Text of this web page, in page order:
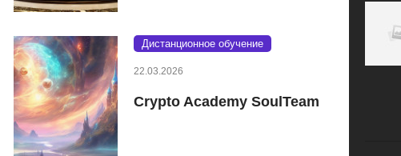
Дистанционное обучение
22.03.2026
Crypto Academy SoulTeam